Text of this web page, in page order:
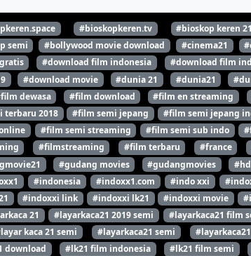
#bioskopkeren.tv #bioskop keren 21
semi #bollywood movie download #cinema21
#download film indonesia #download film
#download movie #dunia 21 #dunia21
dewasa #film download #film en streaming
terbaru 2018 #film semi jepang #film semi jepang
#film semi streaming #film semi sub indo
#filmstreaming #film terbaru #france
#gudang movies #gudangmovies
#indonesia #indoxx1.com #indo xxi
#indoxxi link #indoxxi lk21 #indoxxi movie
21 #layarkaca21 2019 semi #layarkaca21 film
kaca 21 semi #layarkaca21 semi
download #lk21 film indonesia #lk21 film semi